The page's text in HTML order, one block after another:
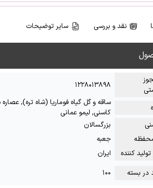
نقد و بررسی سایر توضیحات
۱۲۲۸۰۱۳۸۹۸
ساقه و گل گیاه فوماریا (شاه تره),
کاسنی, لیمو عمانی
بزرگسالان
جعبه
کننده
ایران
در بسته ۱۰۰